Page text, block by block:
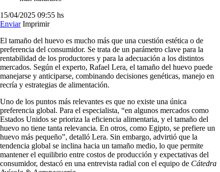
15/04/2025 09:55 hs
Enviar Imprimir
El tamaño del huevo es mucho más que una cuestión estética o de
preferencia del consumidor. Se trata de un parámetro clave para la
rentabilidad de los productores y para la adecuación a los distintos
mercados. Según el experto, Rafael Lera, el tamaño del huevo puede
manejarse y anticiparse, combinando decisiones genéticas, manejo en
recría y estrategias de alimentación.
Uno de los puntos más relevantes es que no existe una única
preferencia global. Para el especialista, “en algunos mercados como
Estados Unidos se prioriza la eficiencia alimentaria, y el tamaño del
huevo no tiene tanta relevancia. En otros, como Egipto, se prefiere un
huevo más pequeño”, detalló Lera. Sin embargo, advirtió que la
tendencia global se inclina hacia un tamaño medio, lo que permite
mantener el equilibrio entre costos de producción y expectativas del
consumidor, destacó en una entrevista radial con el equipo de Cátedra